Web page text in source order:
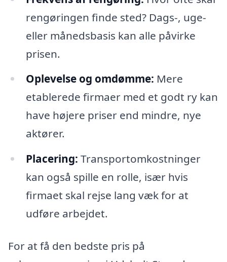
rengøringen finde sted? Dags-, uge-
eller månedsbasis kan alle påvirke
prisen.
Oplevelse og omdømme: Mere
etablerede firmaer med et godt ry kan
have højere priser end mindre, nye
aktører.
Placering: Transportomkostninger
kan også spille en rolle, især hvis
firmaet skal rejse lang væk for at
udføre arbejdet.
For at få den bedste pris på